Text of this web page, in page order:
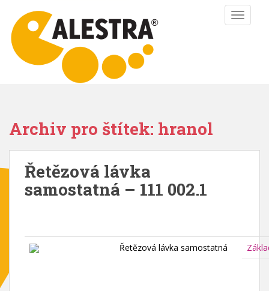
n
Archiv pro štítek: hranol
Řetězová lávka
samostatná – 111 002.1
Řetězová lávka samostatná